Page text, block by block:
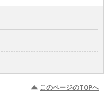
このページのTOPへ